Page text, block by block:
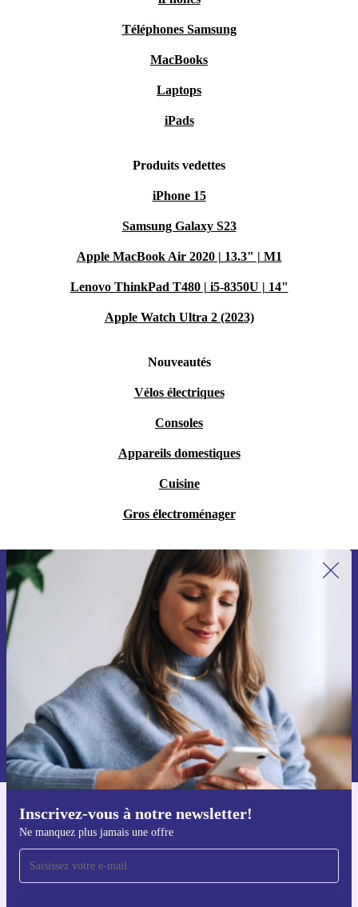
Téléphones Samsung
MacBooks
Laptops
iPads
Produits vedettes
iPhone 15
Samsung Galaxy S23
Apple MacBook Air 2020 | 13.3" | M1
Lenovo ThinkPad T480 | i5-8350U | 14"
Apple Watch Ultra 2 (2023)
Nouveautés
Vélos électriques
Consoles
Appareils domestiques
Cuisine
Gros électroménager
Inscrivez-vous à notre newsletter!
Ne manquez plus jamais une offre
Recevoir offres et infos de refurbed
par mail
Ne manquez plus aucune offre.
S'inscrire
Retrouvez les informations sur l'utilisation des données personnelles
dans notre
politique de confidentialité.
Téléchargez l'application refurbed
Pour iOS et Android